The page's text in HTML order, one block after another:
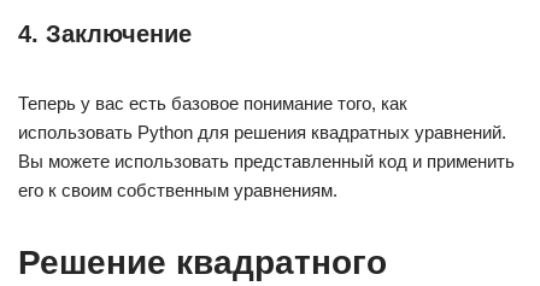
4. Заключение
Теперь у вас есть базовое понимание того, как
использовать Python для решения квадратных уравнений.
Вы можете использовать представленный код и применить
его к своим собственным уравнениям.
Решение квадратного